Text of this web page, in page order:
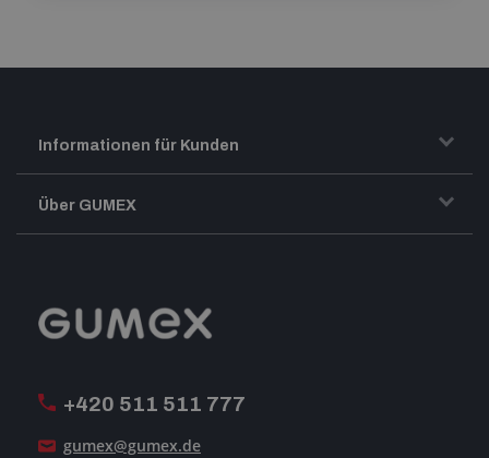
+420 511 511 777
gumex@gumex.de
Informationen für Kunden
Transport und Warenversand
Reklamation
Über GUMEX
GUMEX stellt sich vor